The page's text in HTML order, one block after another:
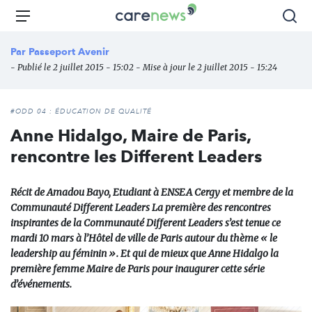
Aller
principal
Carenews,
des
l'engagement
Menu
Par Passeport Avenir
- Publié le 2 juillet 2015 - 15:02 - Mise à jour le 2 juillet 2015 - 15:24
#ODD 04 : ÉDUCATION DE QUALITÉ
Anne Hidalgo, Maire de Paris,
rencontre les Different Leaders
Récit de Amadou Bayo, Etudiant à ENSEA Cergy et membre de la
Communauté Different Leaders La première des rencontres
inspirantes de la Communauté Different Leaders s’est tenue ce
mardi 10 mars à l’Hôtel de ville de Paris autour du thème « le
leadership au féminin ». Et qui de mieux que Anne Hidalgo la
première femme Maire de Paris pour inaugurer cette série
d’événements.